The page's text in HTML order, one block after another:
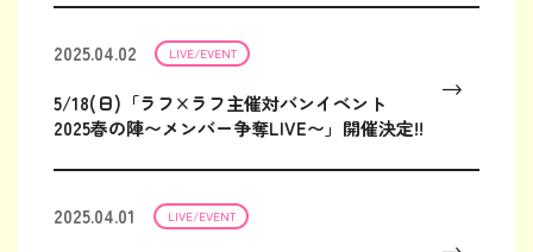
2025.04.02 LIVE/EVENT
5/18(日)「ラフ×ラフ主催対バンイベント
2025春の陣〜メンバー争奪LIVE〜」開催決定!!
2025.04.01 LIVE/EVENT